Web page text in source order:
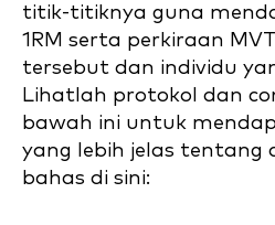
titik-titiknya guna
1RM serta perkiraan
tersebut dan individu
Lihatlah protokol dan
bawah ini untuk
yang lebih jelas tentang
bahas di sini: